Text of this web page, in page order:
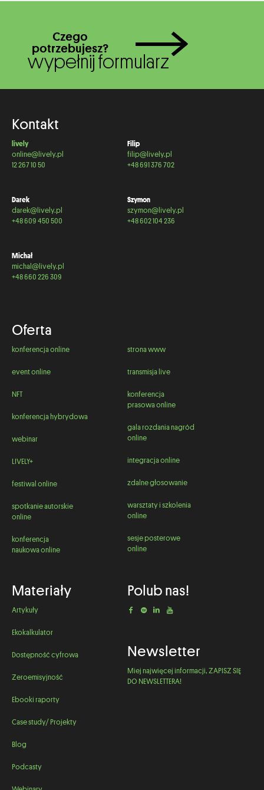
Czego
potrzebujesz?
wypełnij formularz
Kontakt
lively
online@lively.pl
12 267 10 50
Darek
darek@lively.pl
+48 609 450 500
Michał
michal@lively.pl
+48 660 226 309
Filip
filip@lively.pl
+48 691 376 702
Szymon
szymon@lively.pl
+48 602 104 236
Oferta
konferencja online
event online
NFT
konferencja hybrydowa
webinar
LIVELY+
festiwal online
spotkanie autorskie
online
konferencja
naukowa online
strona www
transmisja live
konferencja
prasowa online
gala rozdania nagród
online
integracja online
zdalne głosowanie
warsztaty i szkolenia
online
sesje posterowe
online
Materiały
Artykuły
Ekokalkulator
Dostępność cyfrowa
Zeroemisyjność
Ebooki raporty
Case study/ Projekty
Blog
Podcasty
Polub nas!
Newsletter
Miej najwięcej informacji, ZAPISZ SIĘ
DO NEWSLETTERA!